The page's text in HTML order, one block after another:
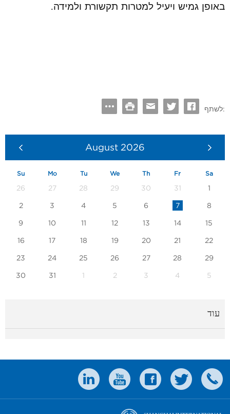
באופן גמיש ויעיל למטרות תקשורת ולמידה.
לשתף:
August 2026
Su Mo Tu We Th Fr Sa
26 27 28 29 30 31 1
2 3 4 5 6 7 8
9 10 11 12 13 14 15
16 17 18 19 20 21 22
23 24 25 26 27 28 29
30 31 1 2 3 4 5
עוד